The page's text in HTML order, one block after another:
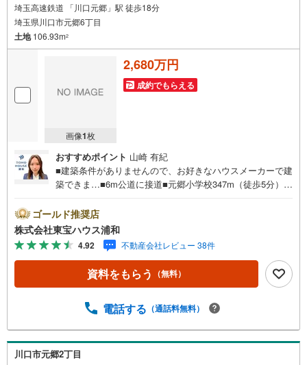
埼玉高速鉄道 「川口元郷」駅 徒歩18分
埼玉県川口市元郷6丁目
土地106.93m2
画像1枚
2,680万円
成約でもらえる
おすすめポイント 山崎 有紀
■建築条件がありませんので、お好きなハウスメーカーで建
築できま…■6m公道に接道■元郷小学校347m（徒歩5分）■
講座」プレゼント！営業時間:7:00～22:00（年中無休）こ
ちらの時間帯はお電話でのお問い合わせがスムーズにご案
内できま…ぜひお気軽にご連絡下さい！東宝ハウスライフ
ソリューションズグループ 東宝ハウス浦和 特別提携金
利〔一例〕東宝ハウス浦和の住宅ローン■変動金利全期間引
下げプラン⇒住宅ローン金利優遇割の最大適用《0.89％》
5年の総返済額の差額:303万円※2026年7月末実行分まで
安心をお届け◇東宝ハウスのライフパートナーが直接ご対
応ライフプランニング、かけつけサポート、Club Offプレミ
アムなど多彩なサービスがございま…
ゴールド推奨店
株式会社東宝ハウス浦和
4.92 不動産会社レビュー 38件
資料をもらう （無料）
電話する （通話料無料）
川口市元郷2丁目